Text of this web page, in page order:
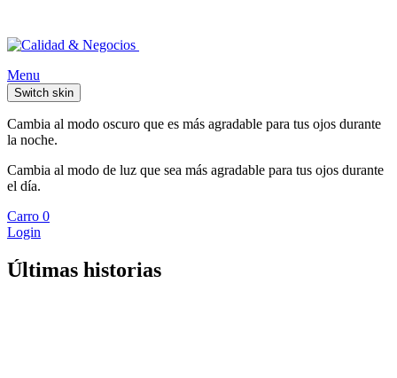
Menu
Switch skin
Cambia al modo oscuro que es más agradable para tus ojos durante
la noche.
Cambia al modo de luz que sea más agradable para tus ojos durante
el día.
Carro 0
Login
Últimas historias